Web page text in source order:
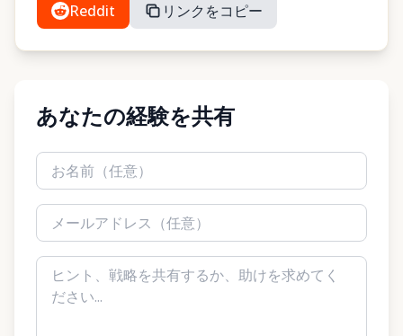
Reddit
リンクをコピー
あなたの経験を共有